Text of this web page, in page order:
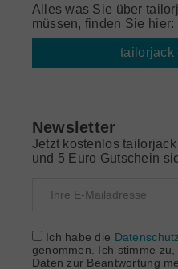
Alles was Sie über
müssen, finden Sie hier:
tailorjack
Newsletter
Jetzt kostenlos
und 5 Euro Gutschein
Ich habe die
genommen. Ich stimme
Daten zur Beantwortung